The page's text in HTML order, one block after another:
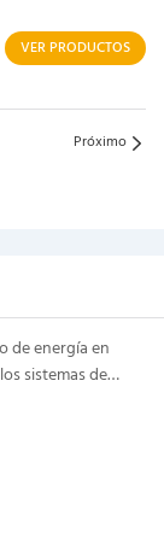
VER PRODUCTOS
Próximo
de energía en
sistemas de